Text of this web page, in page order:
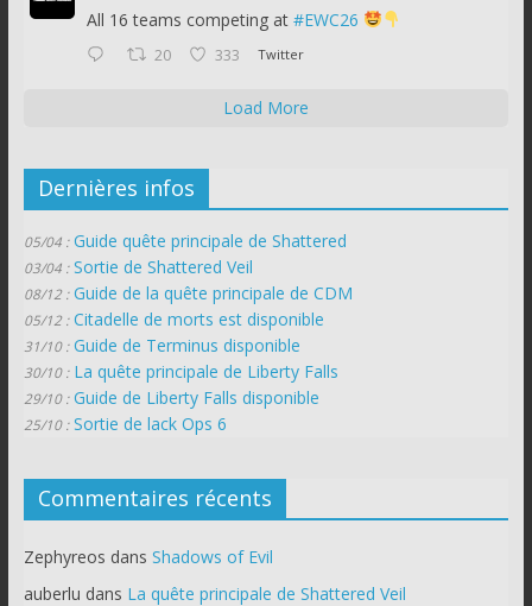
All 16 teams competing at #EWC26
20 333 Twitter
Load More
Dernières infos
05/04 : Guide quête principale de Shattered
03/04 : Sortie de Shattered Veil
08/12 : Guide de la quête principale de CDM
05/12 : Citadelle de morts est disponible
31/10 : Guide de Terminus disponible
30/10 : La quête principale de Liberty Falls
29/10 : Guide de Liberty Falls disponible
25/10 : Sortie de lack Ops 6
Commentaires récents
Zephyreos dans Shadows of Evil
auberlu dans La quête principale de Shattered Veil